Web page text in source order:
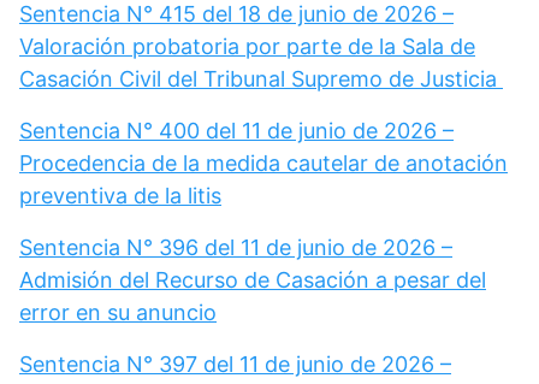
Sentencia N° 415 del 18 de junio de 2026 –
Valoración probatoria por parte de la Sala de
Casación Civil del Tribunal Supremo de Justicia
Sentencia N° 400 del 11 de junio de 2026 –
Procedencia de la medida cautelar de anotación
preventiva de la litis
Sentencia N° 396 del 11 de junio de 2026 –
Admisión del Recurso de Casación a pesar del
error en su anuncio
Sentencia N° 397 del 11 de junio de 2026 –